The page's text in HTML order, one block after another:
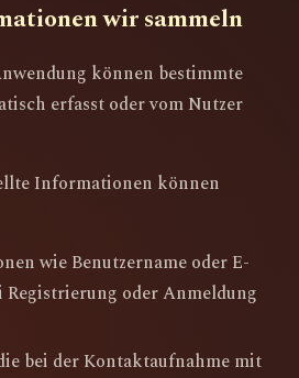
wir sammeln
können bestimmte
erfasst oder vom Nutzer
Informationen können
wie Benutzername oder E-
Registrierung oder Anmeldung
bei der Kontaktaufnahme mit